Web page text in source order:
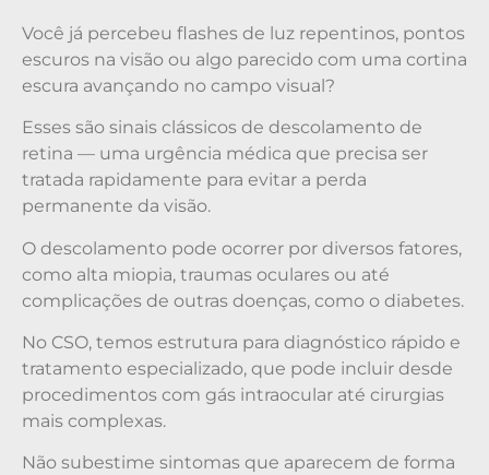
Você já percebeu flashes de luz repentinos, pontos
escuros na visão ou algo parecido com uma cortina
escura avançando no campo visual?
Esses são sinais clássicos de descolamento de
retina — uma urgência médica que precisa ser
tratada rapidamente para evitar a perda
permanente da visão.
O descolamento pode ocorrer por diversos fatores,
como alta miopia, traumas oculares ou até
complicações de outras doenças, como o diabetes.
No CSO, temos estrutura para diagnóstico rápido e
tratamento especializado, que pode incluir desde
procedimentos com gás intraocular até cirurgias
mais complexas.
Não subestime sintomas que aparecem de forma